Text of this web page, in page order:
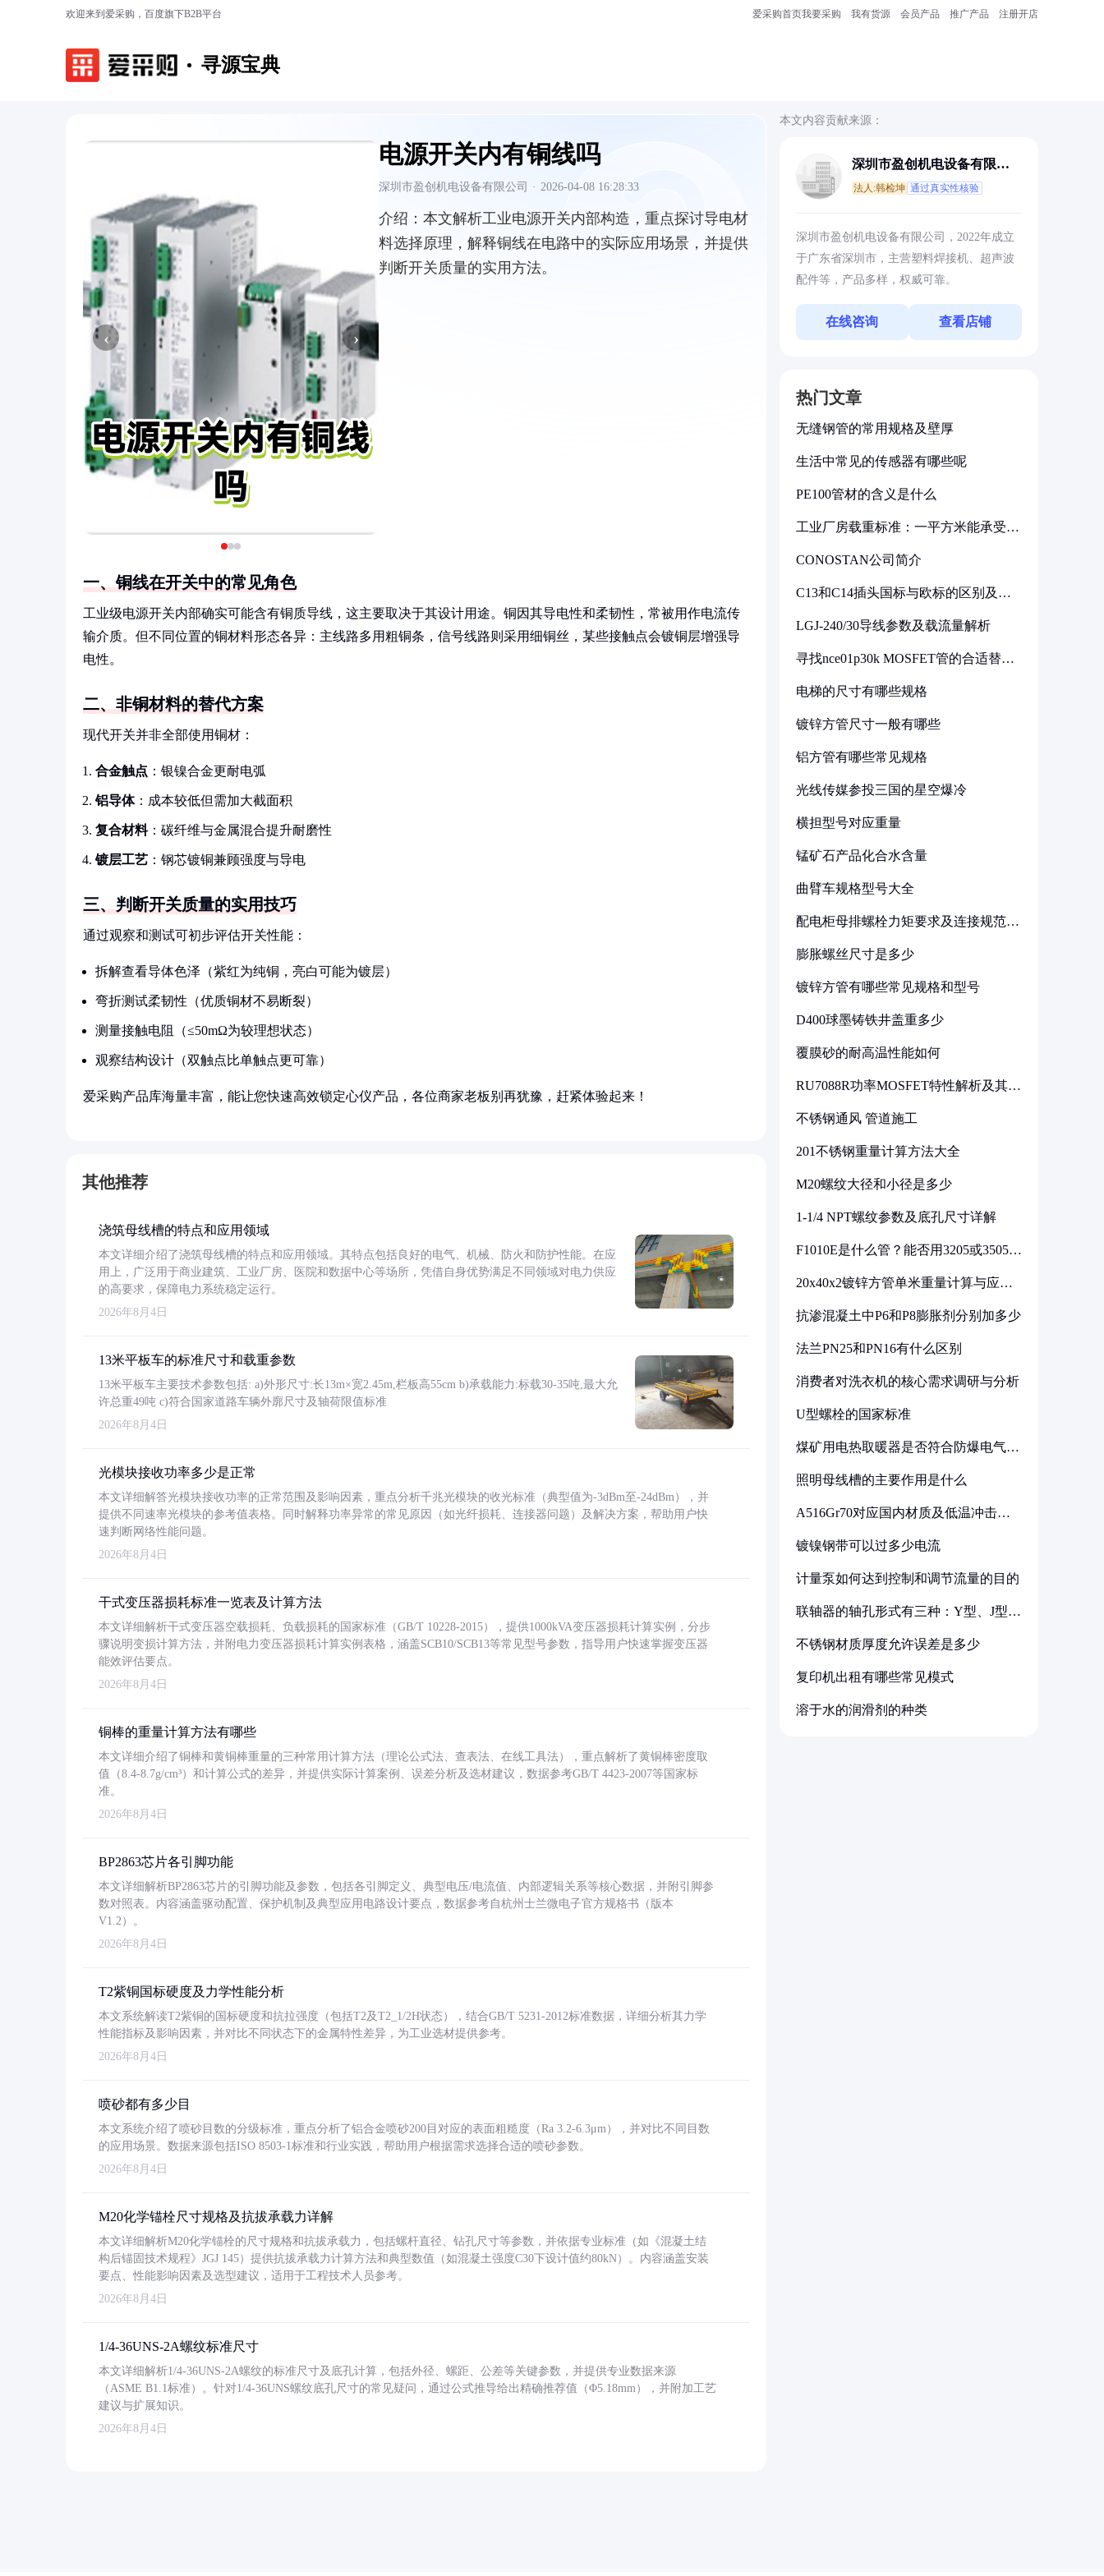
欢迎来到爱采购，百度旗下B2B平台 爱采购首页我要采购 我有货源 会员产品 推广产品 注册开店
寻源宝典
‹ ›
电源开关内有铜线吗
深圳市盈创机电设备有限公司 · 2026-04-08 16:28:33
介绍： 本文解析工业电源开关内部构造，重点探讨导电材
料选择原理，解释铜线在电路中的实际应用场景，并提供
判断开关质量的实用方法。
一、铜线在开关中的常见角色
工业级电源开关内部确实可能含有铜质导线，这主要取决于其设计用途。铜因其导电性和柔韧性，常被用作电流传
输介质。但不同位置的铜材料形态各异：主线路多用粗铜条，信号线路则采用细铜丝，某些接触点会镀铜层增强导
电性。
二、非铜材料的替代方案
现代开关并非全部使用铜材：
合金触点 ：银镍合金更耐电弧
铝导体：成本较低但需加大截面积
复合材料：碳纤维与金属混合提升耐磨性
镀层工艺 ：钢芯镀铜兼顾强度与导电
三、判断开关质量的实用技巧
通过观察和测试可初步评估开关性能：
拆解查看导体色泽（紫红为纯铜，亮白可能为镀层）
弯折测试柔韧性（优质铜材不易断裂）
测量接触电阻（≤50mΩ为较理想状态）
观察结构设计（双触点比单触点更可靠）
爱采购产品库海量丰富，能让您快速高效锁定心仪产品，各位商家老板别再犹豫，赶紧体验起来！
其他推荐
浇筑母线槽的特点和应用领域
本文详细介绍了浇筑母线槽的特点和应用领域。其特点包括良好的电气、机械、防火和防护性能。在应
用上，广泛用于商业建筑、工业厂房、医院和数据中心等场所，凭借自身优势满足不同领域对电力供应
的高要求，保障电力系统稳定运行。
2026年8月4日
13米平板车的标准尺寸和载重参数
13米平板车主要技术参数包括: a)外形尺寸:长13m×宽2.45m,栏板高55cm b)承载能力:标载30-35吨,最大允
许总重49吨 c)符合国家道路车辆外廓尺寸及轴荷限值标准
2026年8月4日
光模块接收功率多少是正常
本文详细解答光模块接收功率的正常范围及影响因素，重点分析千兆光模块的收光标准（典型值为-3dBm至-24dBm），并
提供不同速率光模块的参考值表格。同时解释功率异常的常见原因（如光纤损耗、连接器问题）及解决方案，帮助用户快
速判断网络性能问题。
2026年8月4日
干式变压器损耗标准一览表及计算方法
本文详细解析干式变压器空载损耗、负载损耗的国家标准（GB/T 10228-2015），提供1000kVA变压器损耗计算实例，分步
骤说明变损计算方法，并附电力变压器损耗计算实例表格，涵盖SCB10/SCB13等常见型号参数，指导用户快速掌握变压器
能效评估要点。
2026年8月4日
铜棒的重量计算方法有哪些
本文详细介绍了铜棒和黄铜棒重量的三种常用计算方法（理论公式法、查表法、在线工具法），重点解析了黄铜棒密度取
值（8.4-8.7g/cm³）和计算公式的差异，并提供实际计算案例、误差分析及选材建议，数据参考GB/T 4423-2007等国家标
准。
2026年8月4日
BP2863芯片各引脚功能
本文详细解析BP2863芯片的引脚功能及参数，包括各引脚定义、典型电压/电流值、内部逻辑关系等核心数据，并附引脚参
数对照表。内容涵盖驱动配置、保护机制及典型应用电路设计要点，数据参考自杭州士兰微电子官方规格书（版本
V1.2）。
2026年8月4日
T2紫铜国标硬度及力学性能分析
本文系统解读T2紫铜的国标硬度和抗拉强度（包括T2及T2_1/2H状态），结合GB/T 5231-2012标准数据，详细分析其力学
性能指标及影响因素，并对比不同状态下的金属特性差异，为工业选材提供参考。
2026年8月4日
喷砂都有多少目
本文系统介绍了喷砂目数的分级标准，重点分析了铝合金喷砂200目对应的表面粗糙度（Ra 3.2-6.3μm），并对比不同目数
的应用场景。数据来源包括ISO 8503-1标准和行业实践，帮助用户根据需求选择合适的喷砂参数。
2026年8月4日
M20化学锚栓尺寸规格及抗拔承载力详解
本文详细解析M20化学锚栓的尺寸规格和抗拔承载力，包括螺杆直径、钻孔尺寸等参数，并依据专业标准（如《混凝土结
构后锚固技术规程》JGJ 145）提供抗拔承载力计算方法和典型数值（如混凝土强度C30下设计值约80kN）。内容涵盖安装
要点、性能影响因素及选型建议，适用于工程技术人员参考。
2026年8月4日
1/4-36UNS-2A螺纹标准尺寸
本文详细解析1/4-36UNS-2A螺纹的标准尺寸及底孔计算，包括外径、螺距、公差等关键参数，并提供专业数据来源
（ASME B1.1标准）。针对1/4-36UNS螺纹底孔尺寸的常见疑问，通过公式推导给出精确推荐值（Φ5.18mm），并附加工艺
建议与扩展知识。
2026年8月4日
本文内容贡献来源：
深圳市盈创机电设备有限公
法人:韩检坤 通过真实性核验
深圳市盈创机电设备有限公司，2022年成立
于广东省深圳市，主营塑料焊接机、超声波
配件等，产品多样，权威可靠。
在线咨询 查看店铺
热门文章
无缝钢管的常用规格及壁厚
生活中常见的传感器有哪些呢
PE100管材的含义是什么
工业厂房载重标准：一平方米能承受多
CONOSTAN公司简介
C13和C14插头国标与欧标的区别及其
LGJ-240/30导线参数及载流量解析
寻找nce01p30k MOSFET管的合适替代
电梯的尺寸有哪些规格
镀锌方管尺寸一般有哪些
铝方管有哪些常见规格
光线传媒参投三国的星空爆冷
横担型号对应重量
锰矿石产品化合水含量
曲臂车规格型号大全
配电柜母排螺栓力矩要求及连接规范详
膨胀螺丝尺寸是多少
镀锌方管有哪些常见规格和型号
D400球墨铸铁井盖重多少
覆膜砂的耐高温性能如何
RU7088R功率MOSFET特性解析及其在
不锈钢通风 管道施工
201不锈钢重量计算方法大全
M20螺纹大径和小径是多少
1-1/4 NPT螺纹参数及底孔尺寸详解
F1010E是什么管？能否用3205或3505代
20x40x2镀锌方管单米重量计算与应用
抗渗混凝土中P6和P8膨胀剂分别加多少
法兰PN25和PN16有什么区别
消费者对洗衣机的核心需求调研与分析
U型螺栓的国家标准
煤矿用电热取暖器是否符合防爆电气设
照明母线槽的主要作用是什么
A516Gr70对应国内材质及低温冲击要
镀镍钢带可以过多少电流
计量泵如何达到控制和调节流量的目的
联轴器的轴孔形式有三种：Y型、J型、
不锈钢材质厚度允许误差是多少
复印机出租有哪些常见模式
溶于水的润滑剂的种类